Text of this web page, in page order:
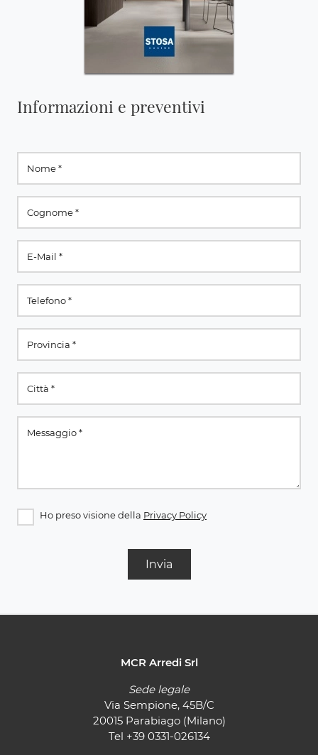
Informazioni e preventivi
Ho preso visione della Privacy Policy
Invia
MCR Arredi Srl
Sede legale
Via Sempione, 45B/C
20015 Parabiago (Milano)
Tel +39 0331-026134